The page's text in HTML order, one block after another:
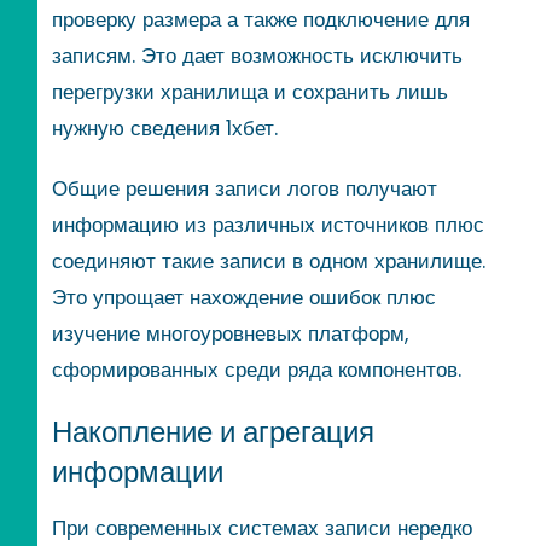
проверку размера а также подключение для
записям. Это дает возможность исключить
перегрузки хранилища и сохранить лишь
нужную сведения 1хбет.
Общие решения записи логов получают
информацию из различных источников плюс
соединяют такие записи в одном хранилище.
Это упрощает нахождение ошибок плюс
изучение многоуровневых платформ,
сформированных среди ряда компонентов.
Накопление и агрегация
информации
При современных системах записи нередко